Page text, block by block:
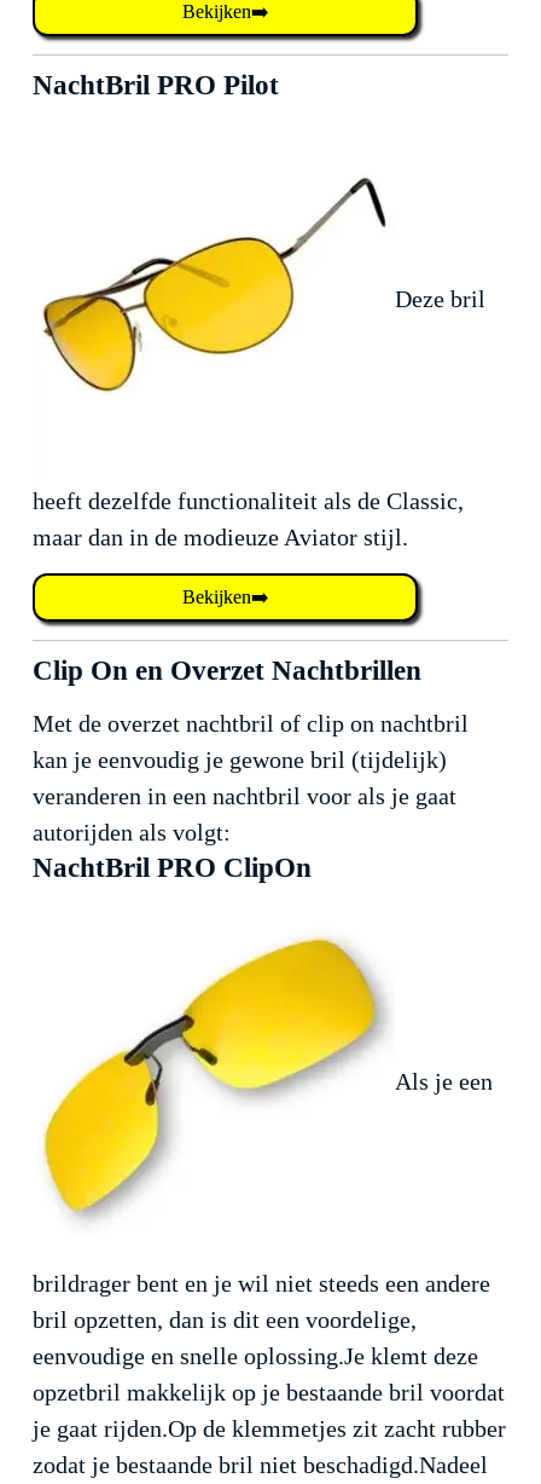
Bekijken➡️
NachtBril PRO Pilot
Deze bril
heeft dezelfde functionaliteit als de Classic,
maar dan in de modieuze Aviator stijl.
Bekijken➡️
Clip On en Overzet Nachtbrillen
Met de overzet nachtbril of clip on nachtbril
kan je eenvoudig je gewone bril (tijdelijk)
veranderen in een nachtbril voor als je gaat
autorijden als volgt:
NachtBril PRO ClipOn
Als je een
brildrager bent en je wil niet steeds een andere
bril opzetten, dan is dit een voordelige,
eenvoudige en snelle oplossing.Je klemt deze
opzetbril makkelijk op je bestaande bril voordat
je gaat rijden.Op de klemmetjes zit zacht rubber
zodat je bestaande bril niet beschadigd.Nadeel